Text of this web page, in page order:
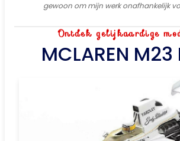
gewoon om mijn werk onafhankelijk
Ontdek gelijkaardige
MCLAREN M23